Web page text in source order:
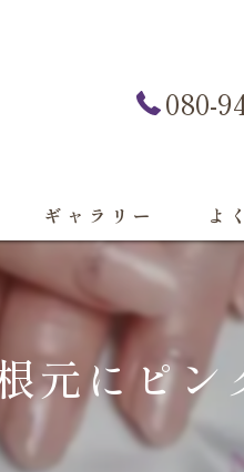
080-
ギャラリー よ
元にピン